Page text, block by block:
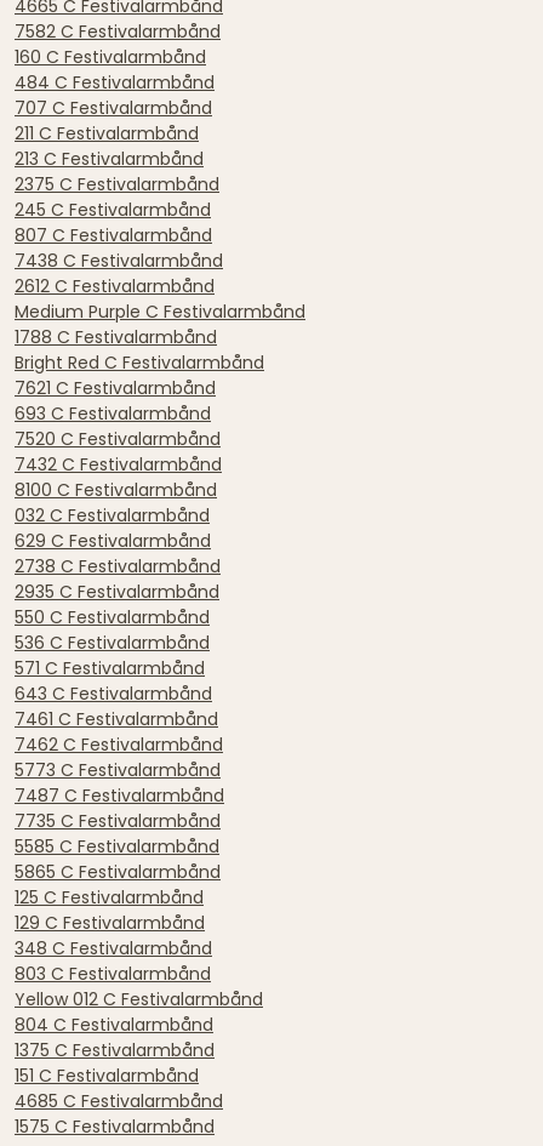
4665 C Festivalarmbånd
7582 C Festivalarmbånd
160 C Festivalarmbånd
484 C Festivalarmbånd
707 C Festivalarmbånd
211 C Festivalarmbånd
213 C Festivalarmbånd
2375 C Festivalarmbånd
245 C Festivalarmbånd
807 C Festivalarmbånd
7438 C Festivalarmbånd
2612 C Festivalarmbånd
Medium Purple C Festivalarmbånd
1788 C Festivalarmbånd
Bright Red C Festivalarmbånd
7621 C Festivalarmbånd
693 C Festivalarmbånd
7520 C Festivalarmbånd
7432 C Festivalarmbånd
8100 C Festivalarmbånd
032 C Festivalarmbånd
629 C Festivalarmbånd
2738 C Festivalarmbånd
2935 C Festivalarmbånd
550 C Festivalarmbånd
536 C Festivalarmbånd
571 C Festivalarmbånd
643 C Festivalarmbånd
7461 C Festivalarmbånd
7462 C Festivalarmbånd
5773 C Festivalarmbånd
7487 C Festivalarmbånd
7735 C Festivalarmbånd
5585 C Festivalarmbånd
5865 C Festivalarmbånd
125 C Festivalarmbånd
129 C Festivalarmbånd
348 C Festivalarmbånd
803 C Festivalarmbånd
Yellow 012 C Festivalarmbånd
804 C Festivalarmbånd
1375 C Festivalarmbånd
151 C Festivalarmbånd
4685 C Festivalarmbånd
1575 C Festivalarmbånd